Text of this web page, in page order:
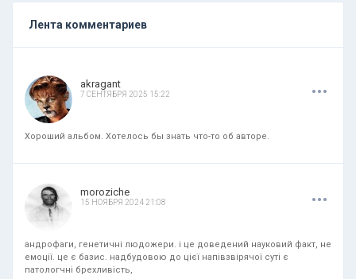
Лента комментариев
akragant
7 СЕНТЯБРЯ 2025 15:22 ...
Хороший альбом. Хотелось бы знать что-то об авторе.
moroziche
15 НОЯБРЯ 2024 21:08 ...
андрофаги, генетичні людожери. і це доведений науковий факт, не
емоції. це є базис. надбудовою до цієї напівзвірячої суті є
патологчні брехливість,